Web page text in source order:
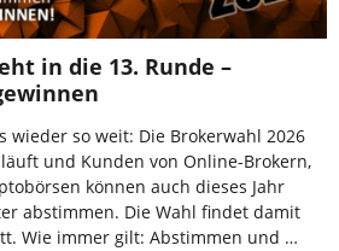
in die 13. Runde –
wieder so weit: Die Brokerwahl 2026
und Kunden von Online-Brokern,
können auch dieses Jahr
abstimmen. Die Wahl findet damit
Wie immer gilt: Abstimmen und …